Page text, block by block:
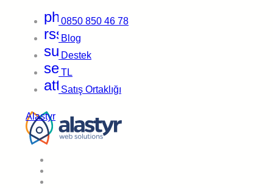
phone
0850 850 46 78
rss_feed
Blog
support_agent
Destek
sellTL
attach_money
Satış Ortaklığı
Alastyr
Anasayfa >
Kurumsal Bilgiler
Firma unvanımız, adresimiz ve diğer resmi bilgilerimiz
hakkında detaylı bilgiler alın.